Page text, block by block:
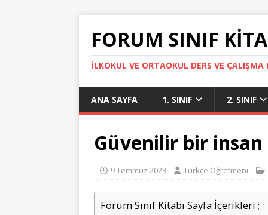
FORUM SINIF
İLKOKUL VE ORTAOKUL DERS VE
ANA SAYFA 1. SINIF 2. SINIF
Güvenilir bir insan
9 Temmuz 2023 Türkçe Öğretmeni
Forum Sınıf Kitabı Sayfa İçerikleri ;